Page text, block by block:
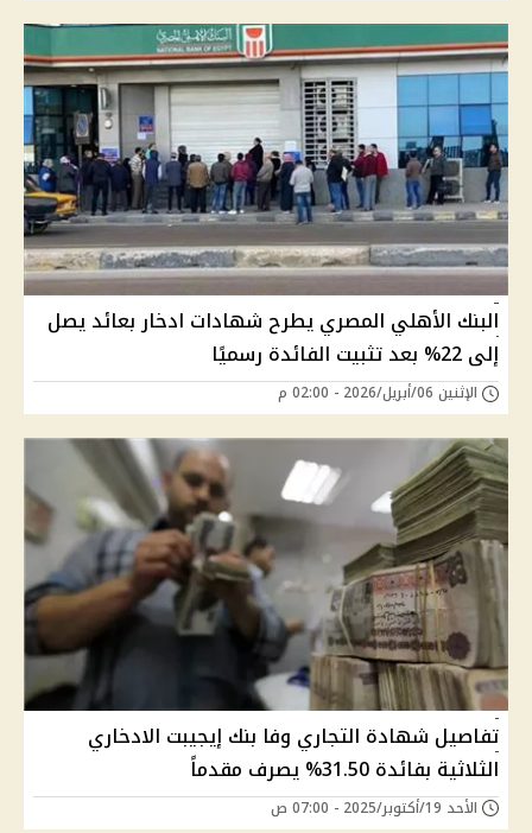
البنك الأهلي المصري يطرح شهادات ادخار بعائد يصل
إلى 22% بعد تثبيت الفائدة رسميًا
الإثنين 06/أبريل/2026 - 02:00 م
تفاصيل شهادة التجاري وفا بنك إيجيبت الادخاري
الثلاثية بفائدة 31.50% يصرف مقدماً
الأحد 19/أكتوبر/2025 - 07:00 ص